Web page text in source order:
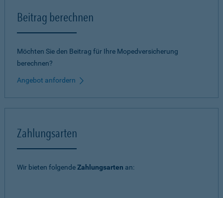
Beitrag berechnen
Möchten Sie den Beitrag für Ihre Mopedversicherung
berechnen?
Angebot anfordern
Zahlungsarten
Wir bieten folgendeZahlungsarten an: